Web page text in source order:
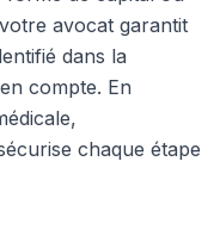
avocat garantit
dans la
compte. En
chaque étape